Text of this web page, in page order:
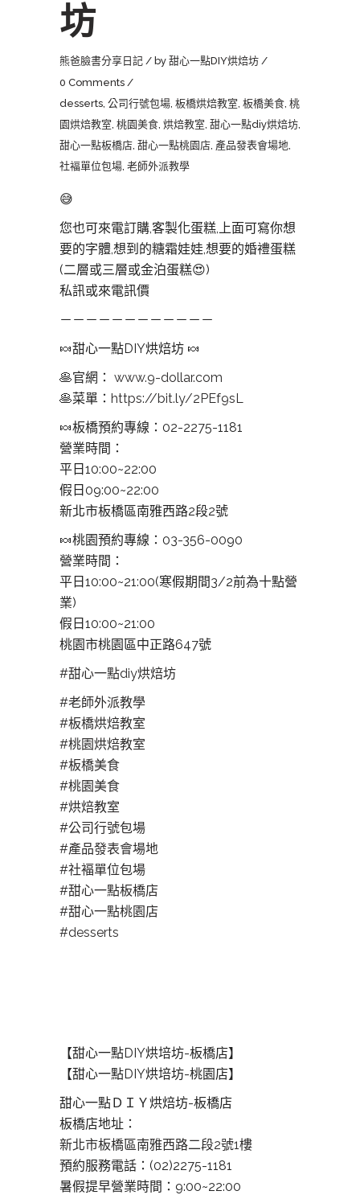
坊
熊爸臉書分享日記 by 甜心一點DIY烘焙坊
0 Comments
desserts, 公司行號包場, 板橋烘焙教室, 板橋美食, 桃
園烘焙教室, 桃園美食, 烘焙教室, 甜心一點diy烘焙坊,
甜心一點板橋店, 甜心一點桃園店, 產品發表會場地,
社褔單位包場, 老師外派教學
😅
您也可來電訂購,客製化蛋糕,上面可寫你想
要的字體,想到的糖霜娃娃,想要的婚禮蛋糕
(二層或三層或金泊蛋糕😍)
私訊或來電訊價
－－－－－－－－－－－－
🍬甜心一點DIY烘焙坊 🍬
🥞官網： www.9-dollar.com
🥞菜單： https://bit.ly/2PEf9sL
🍬板橋預約專線：02-2275-1181
營業時間：
平日10:00~22:00
假日09:00~22:00
新北市板橋區南雅西路2段2號
🍬桃園預約專線：03-356-0090
營業時間：
平日10:00~21:00(寒假期間3/2前為十點營
業)
假日10:00~21:00
桃園市桃園區中正路647號
#甜心一點diy烘焙坊
#老師外派教學
#板橋烘焙教室
#桃園烘焙教室
#板橋美食
#桃園美食
#烘焙教室
#公司行號包場
#產品發表會場地
#社褔單位包場
#甜心一點板橋店
#甜心一點桃園店
#desserts
【甜心一點DIY烘培坊-板橋店】
【甜心一點DIY烘培坊-桃園店】
甜心一點ＤＩＹ烘焙坊-板橋店
板橋店地址：
新北市板橋區南雅西路二段2號1樓
預約服務電話：(02)2275-1181
暑假提早營業時間：9:00~22:00